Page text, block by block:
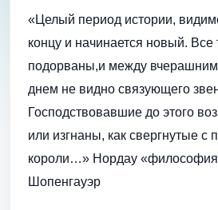
«Целый период истории,
концу и начинается новый. Все
подорваны,и между
днем не видно связующего
Господствовавшие до этого
или изгнаны, как свергнутые с
короли…» Нордау
Шопенгауэр